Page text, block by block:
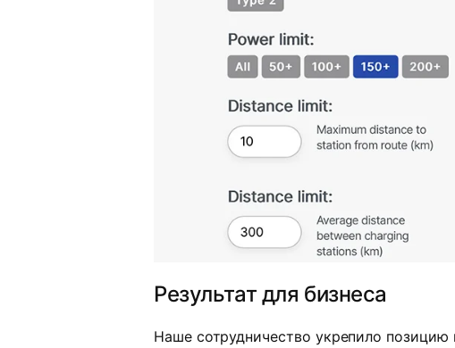
Результат для бизнеса
Наше сотрудничество укрепило позицию